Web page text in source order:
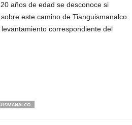
años de edad se desconoce si
este camino de Tianguismanalco.
correspondiente del